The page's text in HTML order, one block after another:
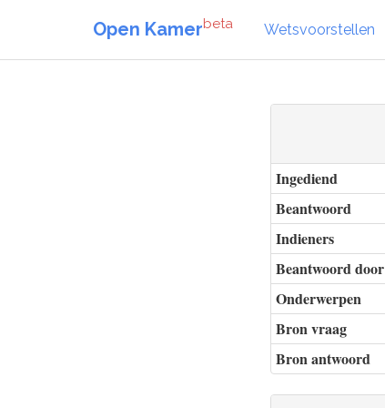
Open Kamerbeta Wetsvoorstellen
Ingediend
Beantwoord
Indieners
Beantwoord door
Onderwerpen
Bron vraag
Bron antwoord